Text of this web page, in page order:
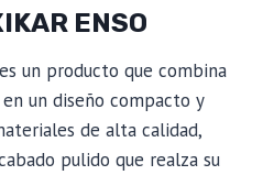
ENSO
un producto que combina
un diseño compacto y
de alta calidad,
pulido que realza su